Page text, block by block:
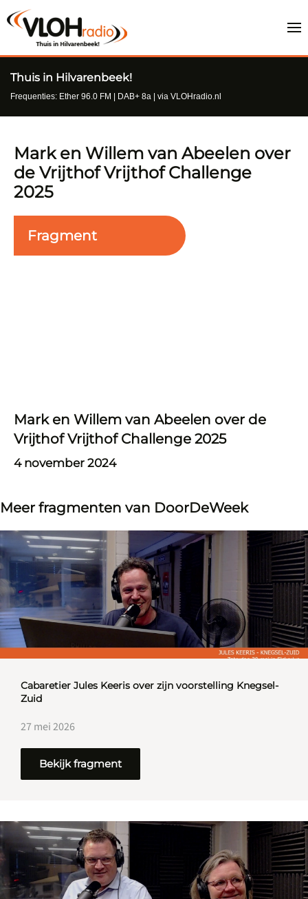
Thuis in Hilvarenbeek!
Frequenties: Ether 96.0 FM | DAB+ 8a | via VLOHradio.nl
Mark en Willem van Abeelen over
de Vrijthof Vrijthof Challenge
2025
Fragment
Mark en Willem van Abeelen over de
Vrijthof Vrijthof Challenge 2025
4 november 2024
Meer fragmenten van DoorDeWeek
Cabaretier Jules Keeris over zijn voorstelling Knegsel-
Zuid
27 mei 2026
Bekijk fragment